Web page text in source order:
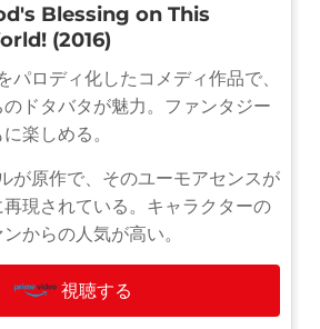
Blessing on This
(2016)
パロディ化したコメディ作品で、
ドタバタが魅力。ファンタジー
楽しめる。
が原作で、そのユーモアセンスが
現されている。キャラクターの
からの人気が高い。
視聴する